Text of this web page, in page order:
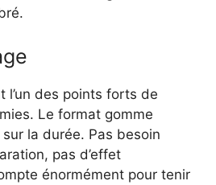
l’un des points forts de
Le format gomme
sur la durée. Pas besoin
pas d’effet
énormément pour tenir